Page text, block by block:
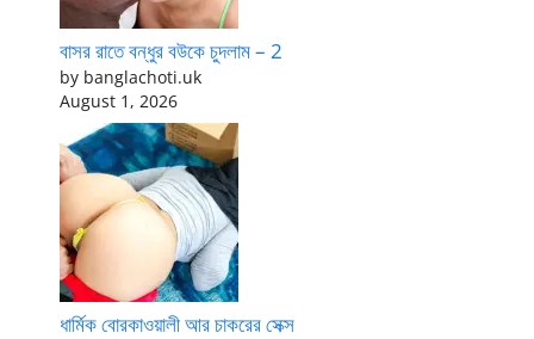
বাসর রাতে বন্ধুর বউকে চুদলাম – 2
by banglachoti.uk
August 1, 2026
ধার্মিক বোরকাওয়ালী আর চাকরের সেক্স